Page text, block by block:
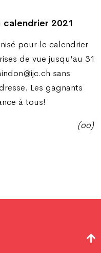
calendrier 2021
pour le calendrier
de vue jusqu’au 31
sans
Les gagnants
à tous!
(oo)